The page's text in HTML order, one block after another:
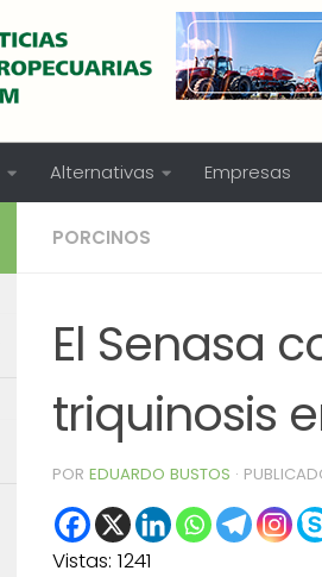
Alternativas Empresas
PORCINOS
El Senasa
triquinosis
POR EDUARDO BUSTOS ·
Vistas: 1241